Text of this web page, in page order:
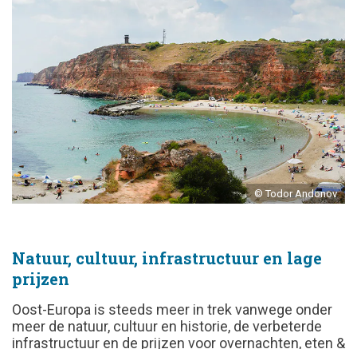
© Todor Andonov
Natuur, cultuur, infrastructuur en lage
prijzen
Oost-Europa is steeds meer in trek vanwege onder
meer de natuur, cultuur en historie, de verbeterde
infrastructuur en de prijzen voor overnachten, eten &